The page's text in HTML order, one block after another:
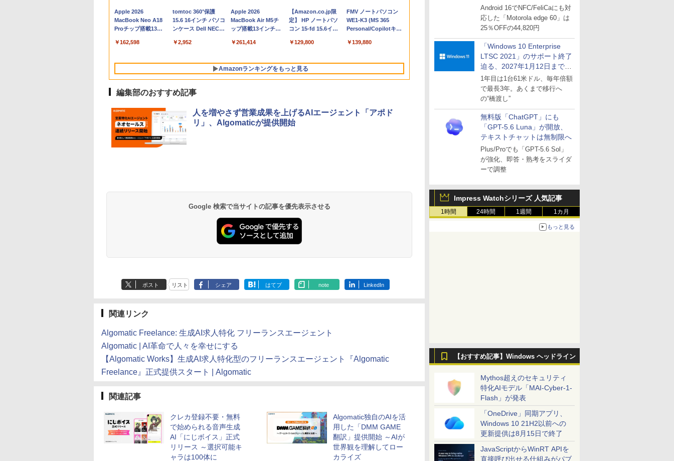
Android 16でNFC/FeliCaにも対
応した「Motorola edge 60」は
25％OFFの44,820円
「Windows 10 Enterprise
LTSC 2021」のサポート終了
迫る、2027年1月12日まで
～ESUは9月1日から販売
1年目は1台61米ドル、毎年倍額
で最長3年。あくまで移行へ
の“橋渡し”
無料版「ChatGPT」にも
「GPT-5.6 Luna」が開放、
テキストチャットは無制限へ
Plus/Proでも「GPT-5.6 Sol」
が強化、即答・熟考をスライダ
ーで調整
Impress Watchシリーズ 人気記事
1時間 24時間 1週間 1カ月
もっと見る
【おすすめ記事】Windows ヘッドライン
Mythos超えのセキュリティ
特化AIモデル「MAI-Cyber-1-
Flash」が発表
「OneDrive」同期アプリ、
Windows 10 21H2以前への
更新提供は8月15日で終了
JavaScriptからWinRT APIを
直接呼び出せる仕組みがパブ
Apple 2026
MacBook Neo A18
Proチップ搭載13イ
AIとApple
Retinaディスプレ
512GB SSD、1080p
FaceTime HDカメ
ラ、Touch ID - イン
AppleCare+ for 13イ
ンチMacBook
Neo(A18 Pro)|ダウン
ロード版
￥162,598
tomtoc 360°保護
15.6 16インチ パソコ
ンケース Dell NEC
dynabook Lenovo
￥2,952
Apple 2026
MacBook Air M5チ
ップ搭載13インチノ
Apple Intelligence、
Retinaディスプレ
イ、16GBユニファイ
ドメモリ、1TB SSD
ド、Touch ID - シル
バー
￥261,414
【Amazon.co.jp限
定】 HP ノートパソ
コン 15-fd 15.6イン
512GB SSD インテ
￥129,800
FMV ノートパソコン
WE1-K3 (MS 365
Personal/Copilotキー
型/Core i5/16GB/SSD
FMVWK3E15W_AZ
￥139,880
Amazonランキングをもっと見る
ンゲームコード】 ロ
￥1,600
版|Windows11、
￥39,582
インゲームコード】
ラインコード版
￥3,200
ズ (はぴーイラスト
マニュアル AI副業に
もKindle出版にも！
非エンジニアのため
のAIコーディング入
￥99
￥1,292
続バッテリー、6イン
書籍リーダー、ブラ
ック、16GB、広告な
￥16,980
るさ自動調整、色調
持続バッテリー、広
告なし、メタリック
ブラック
￥27,980
レイ、色調調節ライ
ッテリー、広告無
し、ブラック (2025
年発売)
￥31,980
編集部のおすすめ記事
人を増やさず営業成果を上げるAIエージェント「アポド
リ」、Algomaticが提供開始
Google 検索で当サイトの記事を優先表示させる
ポスト リスト シェア はてブ note LinkedIn
関連リンク
Algomatic Freelance: 生成AI求人特化 フリーランスエージェント
Algomatic | AI革命で人々を幸せにする
【Algomatic Works】生成AI求人特化型のフリーランスエージェント『Algomatic
Freelance』正式提供スタート | Algomatic
関連記事
クレカ登録不要・無料
で始められる音声生成
AI「にじボイス」正式
リリース ～選択可能キ
ャラは100体に
Algomatic独自のAIを活
用した「DMM GAME
翻訳」提供開始 ～AIが
世界観を理解してロー
カライズ